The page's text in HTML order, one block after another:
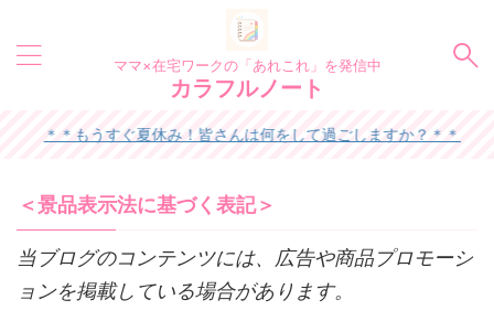
ママ×在宅ワークの「あれこれ」を発信中
カラフルノート
もうすぐ夏休み！皆さんは何をして過ごしますか？＊＊
＜景品表示法に基づく表記＞
当ブログのコンテンツには、広告や商品プロモーシ
ョンを掲載している場合があります。